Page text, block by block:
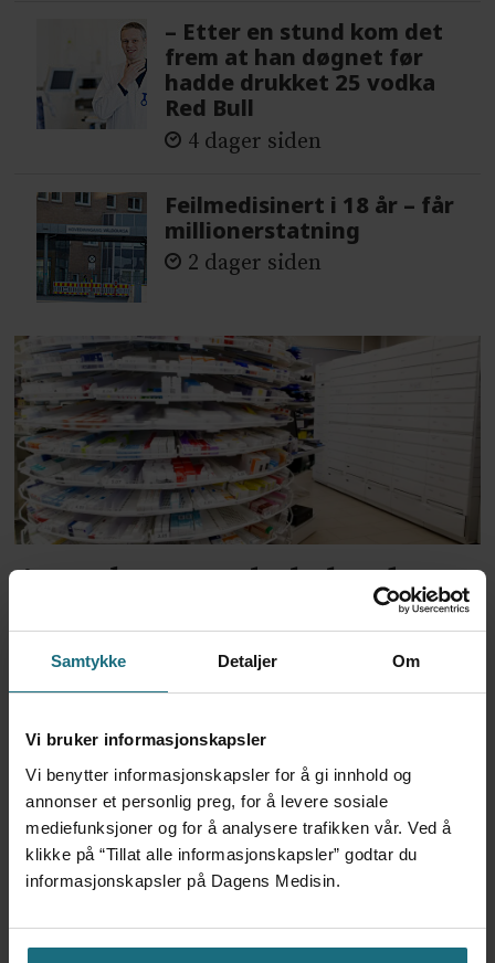
Samtykke Detaljer Om
Vi bruker informasjonskapsler
Vi benytter informasjonskapsler for å gi innhold og
annonser et personlig preg, for å levere sosiale
mediefunksjoner og for å analysere trafikken vår. Ved å
klikke på “Tillat alle informasjonskapsler” godtar du
informasjonskapsler på Dagens Medisin.
– Etter en stund kom det
frem at han døgnet før
hadde drukket 25 vodka
Red Bull
4 dager siden
Feilmedisinert i 18 år – får
millionerstatning
2 dager siden
Apoteker over hele landet
har problemer
Kliniske studier kommer ikke